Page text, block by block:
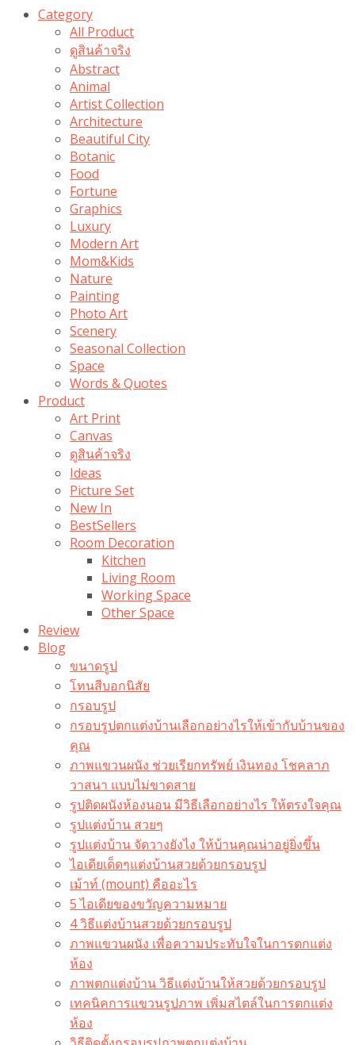
Category
All Product
ดูสินค้าจริง
Abstract
Animal
Artist Collection
Architecture
Beautiful City
Botanic
Food
Fortune
Graphics
Luxury
Modern Art
Mom&Kids
Nature
Painting
Photo Art
Scenery
Seasonal Collection
Space
Words & Quotes
Product
Art Print
Canvas
ดูสินค้าจริง
Ideas
Picture Set
New In
BestSellers
Room Decoration
Kitchen
Living Room
Working Space
Other Space
Review
Blog
ขนาดรูป
โทนสีบอกนิสัย
กรอบรูป
กรอบรูปตกแต่งบ้านเลือกอย่างไรให้เข้ากับบ้านของ
คุณ
ภาพแขวนผนัง ช่วยเรียกทรัพย์ เงินทอง โชคลาภ
วาสนา แบบไม่ขาดสาย
รูปติดผนังห้องนอน มีวิธีเลือกอย่างไร ให้ตรงใจคุณ
รูปแต่งบ้าน สวยๆ
รูปแต่งบ้าน จัดวางยังไง ให้บ้านคุณน่าอยู่ยิ่งขึ้น
ไอเดียเด็ดๆแต่งบ้านสวยด้วยกรอบรูป
เม้าท์ (mount) คืออะไร​
5 ไอเดียของขวัญความหมาย
4 วิธีแต่งบ้านสวยด้วยกรอบรูป
ภาพแขวนผนัง เพื่อความประทับใจในการตกแต่ง
ห้อง
ภาพตกแต่งบ้าน วิธีแต่งบ้านให้สวยด้วยกรอบรูป
เทคนิคการแขวนรูปภาพ เพิ่มสไตล์ในการตกแต่ง
ห้อง